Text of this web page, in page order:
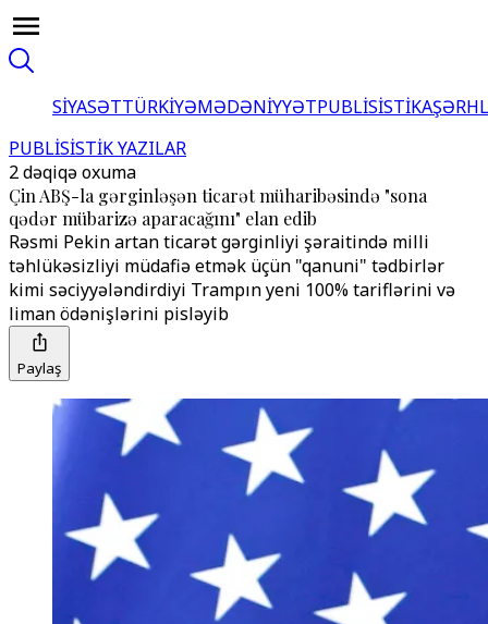
SİYASƏTTÜRKİYƏMƏDƏNİYYƏTPUBLİSİSTİKA
PUBLİSİSTİK YAZILAR
2 dəqiqə oxuma
Çin ABŞ-la gərginləşən ticarət müharibəsində "sona
qədər mübarizə aparacağını" elan edib
Rəsmi Pekin artan ticarət gərginliyi şəraitində milli
təhlükəsizliyi müdafiə etmək üçün "qanuni" tədbirlər
kimi səciyyələndirdiyi Trampın yeni 100% tariflərini və
liman ödənişlərini pisləyib
Paylaş